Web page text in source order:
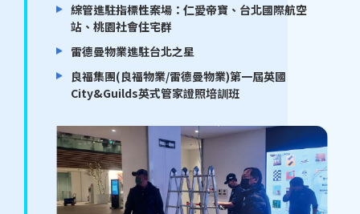
綜管進駐指標性案場：仁愛帝寶、台北國際航空
站、桃園社會住宅群
雷德曼物業進駐台北之星
良福集團(良福物業/雷德曼物業)第一屆英國
City&Guilds英式管家證照培訓班